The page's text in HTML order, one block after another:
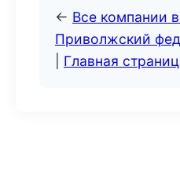
← Все компании
Приволжский
Главная